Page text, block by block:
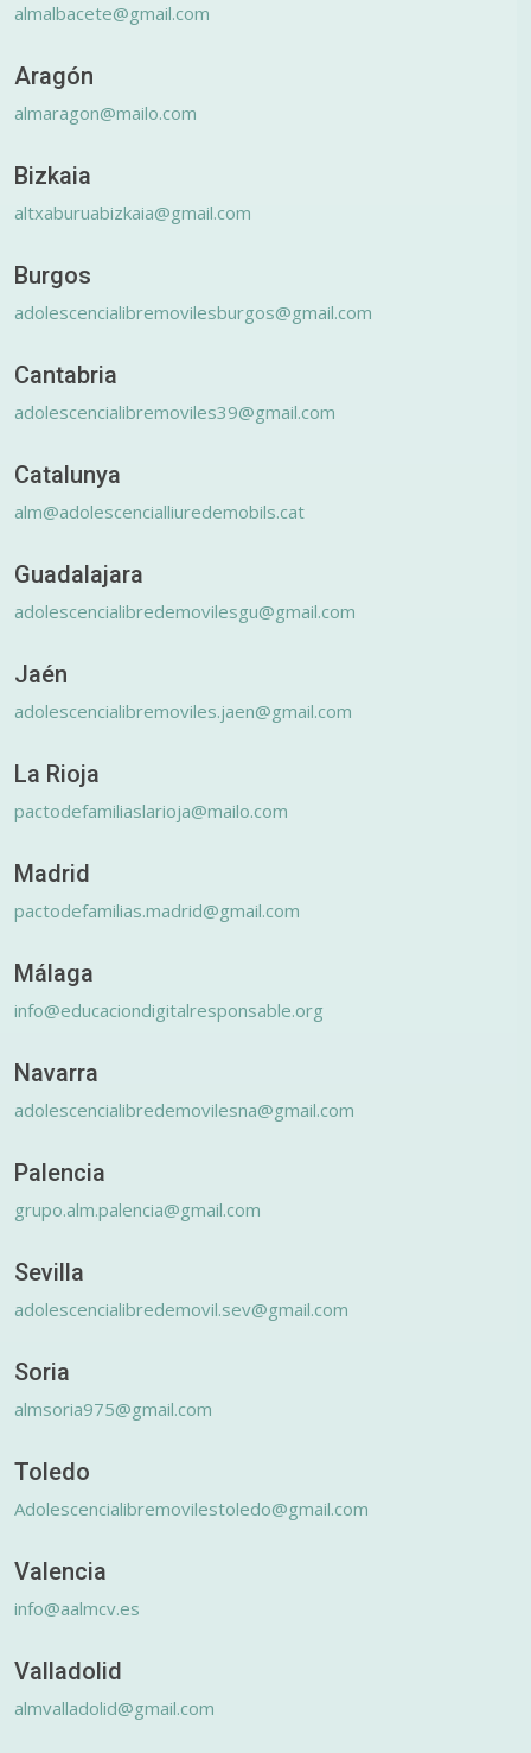
almalbacete@gmail.com
Aragón
almaragon@mailo.com
Bizkaia
altxaburuabizkaia@gmail.com
Burgos
adolescencialibremovilesburgos@gmail.com
Cantabria
adolescencialibremoviles39@gmail.com
Catalunya
alm@adolescencialliuredemobils.cat
Guadalajara
adolescencialibredemovilesgu@gmail.com
Jaén
adolescencialibremoviles.jaen@gmail.com
La Rioja
pactodefamiliaslarioja@mailo.com
Madrid
pactodefamilias.madrid@gmail.com
Málaga
info@educaciondigitalresponsable.org
Navarra
adolescencialibredemovilesna@gmail.com
Palencia
grupo.alm.palencia@gmail.com
Sevilla
adolescencialibredemovil.sev@gmail.com
Soria
almsoria975@gmail.com
Toledo
Adolescencialibremovilestoledo@gmail.com
Valencia
info@aalmcv.es
Valladolid
almvalladolid@gmail.com